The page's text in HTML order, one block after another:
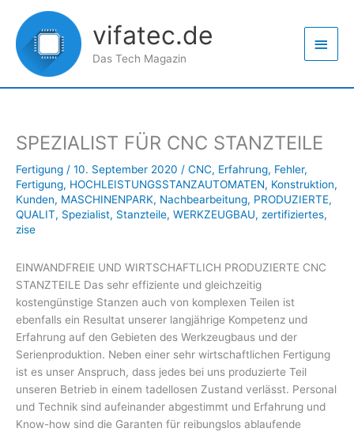
Inhalt
springen
vifatec.de
Das Tech Magazin
SPEZIALIST FÜR CNC STANZTEILE
Fertigung / 10. September 2020 / CNC, Erfahrung, Fehler,
Fertigung, HOCHLEISTUNGSSTANZAUTOMATEN, Konstruktion,
Kunden, MASCHINENPARK, Nachbearbeitung, PRODUZIERTE,
QUALIT, Spezialist, Stanzteile, WERKZEUGBAU, zertifiziertes,
zise
EINWANDFREIE UND WIRTSCHAFTLICH PRODUZIERTE CNC
STANZTEILE Das sehr effiziente und gleichzeitig
kostengünstige Stanzen auch von komplexen Teilen ist
ebenfalls ein Resultat unserer langjährige Kompetenz und
Erfahrung auf den Gebieten des Werkzeugbaus und der
Serienproduktion. Neben einer sehr wirtschaftlichen Fertigung
ist es unser Anspruch, dass jedes bei uns produzierte Teil
unseren Betrieb in einem tadellosen Zustand verlässt. Personal
und Technik sind aufeinander abgestimmt und Erfahrung und
Know-how sind die Garanten für reibungslos ablaufende